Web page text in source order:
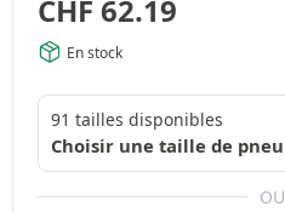
CHF 62.19
En stock
91 tailles disponibles
Choisir une taille de pneu
OU